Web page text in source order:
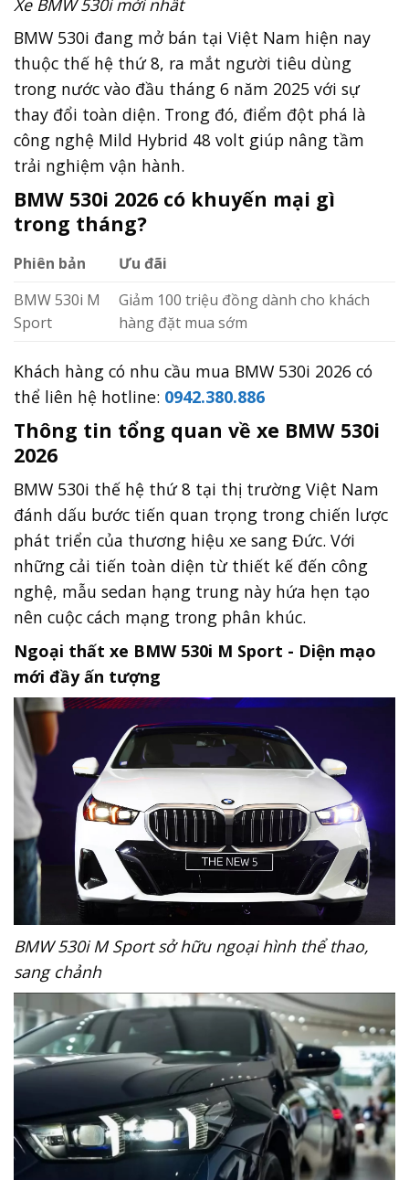
thuộc thế hệ thứ 8, ra mắt người tiêu dùng
trong nước vào đầu tháng 6 năm 2025 với sự
thay đổi toàn diện. Trong đó, điểm đột phá là
công nghệ Mild Hybrid 48 volt giúp nâng tầm
trải nghiệm vận hành.
BMW 530i 2026 có khuyến mại gì
trong tháng?
Sport
hàng đặt mua sớm
thể liên hệ hotline: 0942.380.886
Thông tin tổng quan về xe BMW 530i
2026
đánh dấu bước tiến quan trọng trong chiến lược
phát triển của thương hiệu xe sang Đức. Với
những cải tiến toàn diện từ thiết kế đến công
nghệ, mẫu sedan hạng trung này hứa hẹn tạo
nên cuộc cách mạng trong phân khúc.
Ngoại thất xe BMW 530i M Sport - Diện mạo
mới đầy ấn tượng
BMW 530i M Sport sở hữu ngoại hình thể thao,
sang chảnh